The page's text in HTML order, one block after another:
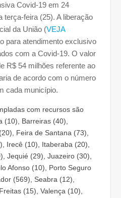
Covid-19 em 24
terça-feira (25). A liberação
da União (VEJA
para atendimento exclusivo
com a Covid-19. O valor
R$ 54 milhões referente ao
de acordo com o número
cada município.
com recursos são
(10), Barreiras (40),
Feira de Santana (73),
Irecê (10), Itaberaba (20),
Jequié (29), Juazeiro (30),
Afonso (10), Porto Seguro
(569), Seabra (12),
(15), Valença (10),